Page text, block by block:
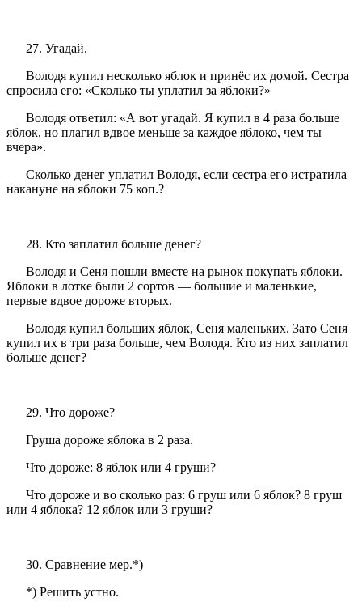
27. Угадай.
Володя купил несколько яблок и принёс их домой. Сестра
спросила его: «Сколько ты уплатил за яблоки?»
Володя ответил: «А вот угадай. Я купил в 4 раза больше
яблок, но плагил вдвое меньше за каждое яблоко, чем ты
вчера».
Сколько денег уплатил Володя, если сестра его истратила
накануне на яблоки 75 коп.?
28. Кто заплатил больше денег?
Володя и Сеня пошли вместе на рынок покупать яблоки.
Яблоки в лотке были 2 сортов — большие и маленькие,
первые вдвое дороже вторых.
Володя купил больших яблок, Сеня маленьких. Зато Сеня
купил их в три раза больше, чем Володя. Кто из них заплатил
больше денег?
29. Что дороже?
Груша дороже яблока в 2 раза.
Что дороже: 8 яблок или 4 груши?
Что дороже и во сколько раз: 6 груш или 6 яблок? 8 груш
или 4 яблока? 12 яблок или 3 груши?
30. Сравнение мер.*)
*) Решить устно.